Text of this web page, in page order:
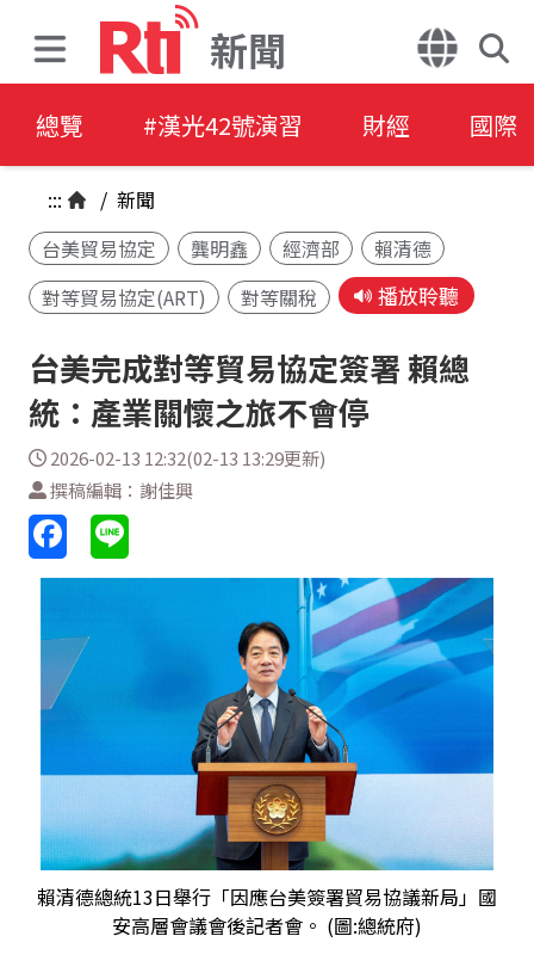
新聞
總覽 #漢光42號演習 財經 國際
::: / 新聞
台美貿易協定
龔明鑫 經濟部
賴清德
對等貿易協定(ART)
對等關稅 播放聆聽
台美完成對等貿易協定簽署 賴總
統：產業關懷之旅不會停
2026-02-13 12:32(02-13 13:29更新)
撰稿編輯：謝佳興
賴清德總統13日舉行「因應台美簽署貿易協議新局」國
安高層會議會後記者會。 (圖:總統府)